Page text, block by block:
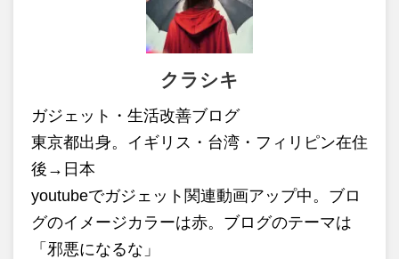
クラシキ
ガジェット・生活改善ブログ
東京都出身。イギリス・台湾・フィリピン在住
後→日本
youtubeでガジェット関連動画アップ中。ブロ
グのイメージカラーは赤。ブログのテーマは
「邪悪になるな」